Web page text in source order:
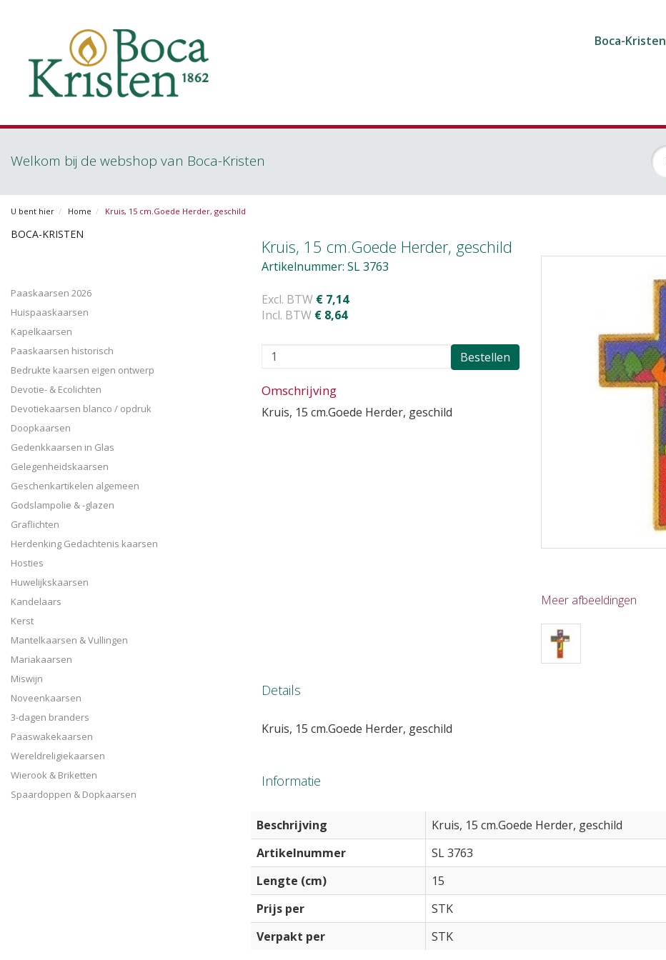
Boca-Kristen
Welkom bij de webshop van Boca-Kristen
U bent hier Home Kruis, 15 cm.Goede Herder, geschild
BOCA-KRISTEN
Paaskaarsen 2026
Huispaaskaarsen
Kapelkaarsen
Paaskaarsen historisch
Bedrukte kaarsen eigen ontwerp
Devotie- & Ecolichten
Devotiekaarsen blanco / opdruk
Doopkaarsen
Gedenkkaarsen in Glas
Gelegenheidskaarsen
Geschenkartikelen algemeen
Godslampolie & -glazen
Graflichten
Herdenking Gedachtenis kaarsen
Hosties
Huwelijkskaarsen
Kandelaars
Kerst
Mantelkaarsen & Vullingen
Mariakaarsen
Miswijn
Noveenkaarsen
3-dagen branders
Paaswakekaarsen
Wereldreligiekaarsen
Wierook & Briketten
Spaardoppen & Dopkaarsen
Kruis, 15 cm.Goede Herder, geschild
Artikelnummer: SL 3763
Excl. BTW € 7,14
Incl. BTW € 8,64
Bestellen
Omschrijving
Kruis, 15 cm.Goede Herder, geschild
Meer afbeeldingen
Details
Kruis, 15 cm.Goede Herder, geschild
Informatie
Beschrijving
Kruis, 15 cm.Goede Herder, geschild
Artikelnummer
SL 3763
Lengte (cm)
15
Prijs per
STK
Verpakt per
STK